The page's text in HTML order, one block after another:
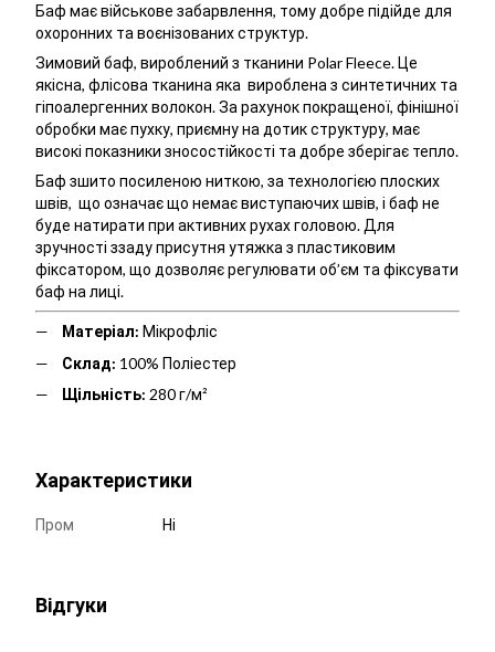
Баф має військове забарвлення, тому добре підійде для
охоронних та воєнізованих структур.
Зимовий баф, вироблений з тканини Polar Fleece. Це
якісна, флісова тканина яка вироблена з синтетичних та
гіпоалергенних волокон. За рахунок покращеної, фінішної
обробки має пухку, приємну на дотик структуру, має
високі показники зносостійкості та добре зберігає тепло.
Баф зшито посиленою ниткою, за технологією плоских
швів, що означає що немає виступаючих швів, і баф не
буде натирати при активних рухах головою. Для
зручності ззаду присутня утяжка з пластиковим
фіксатором, що дозволяє регулювати об’єм та фіксувати
баф на лиці.
Матеріал: Мікрофліс
Склад: 100% Поліестер
Щільність: 280 г/м²
Характеристики
Пром Ні
Відгуки